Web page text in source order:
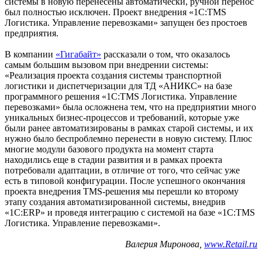
был полностью исключен. Проект внедрения «1С:TMS
Логистика. Управление перевозками» запущен без простоев
предприятия.
В компании «Гигабайт» рассказали о том, что оказалось
самым большим вызовом при внедрении системы:
«Реализация проекта создания системы транспортной
логистики и диспетчеризации для ТД «АНИКС» на базе
программного решения «1С:TMS Логистика. Управление
перевозками» была осложнена тем, что на предприятии много
уникальных бизнес-процессов и требований, которые уже
были ранее автоматизированы в рамках старой системы, и их
нужно было беспроблемно перенести в новую систему. Плюс
многие модули базового продукта на момент старта
находились еще в стадии развития и в рамках проекта
потребовали адаптации, в отличие от того, что сейчас уже
есть в типовой конфигурации. После успешного окончания
проекта внедрения TMS-решения мы перешли ко второму
этапу создания автоматизированной системы, внедрив
«1С:ERP» и проведя интеграцию с системой на базе «1С:TMS
Логистика. Управление перевозками».
Валерия Миронова, www.Retail.ru